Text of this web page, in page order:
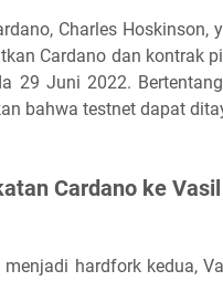
Charles
Cardano dan kontrak
29 Juni 2022.
bahwa testnet dapat
Cardano ke
menjadi hardfork kedua,